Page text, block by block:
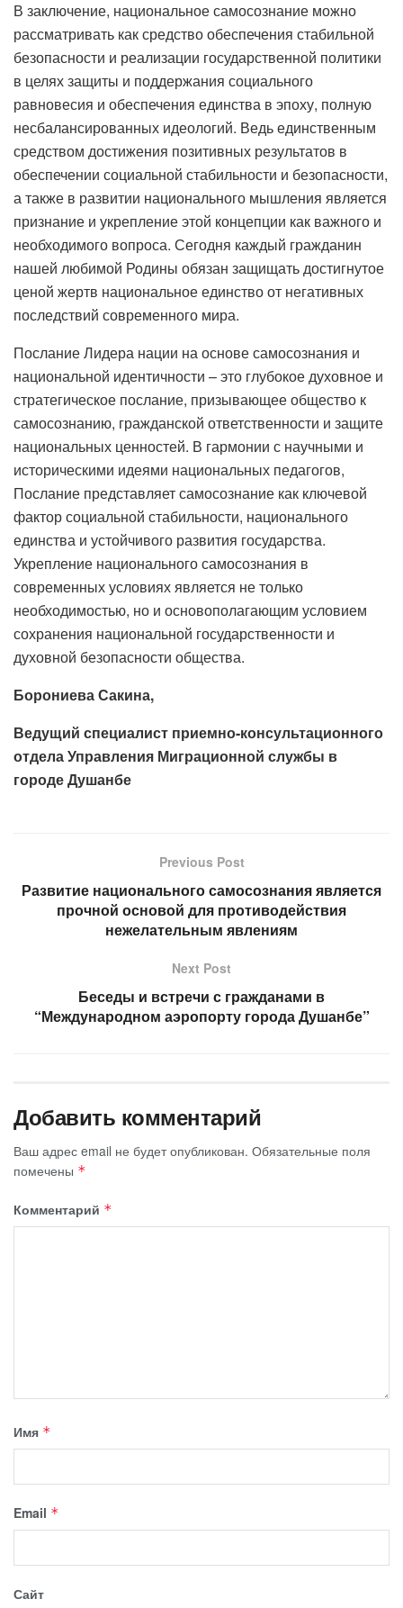
В заключение, национальное самосознание можно
рассматривать как средство обеспечения стабильной
безопасности и реализации государственной политики
в целях защиты и поддержания социального
равновесия и обеспечения единства в эпоху, полную
несбалансированных идеологий. Ведь единственным
средством достижения позитивных результатов в
обеспечении социальной стабильности и безопасности,
а также в развитии национального мышления является
признание и укрепление этой концепции как важного и
необходимого вопроса. Сегодня каждый гражданин
нашей любимой Родины обязан защищать достигнутое
ценой жертв национальное единство от негативных
последствий современного мира.
Послание Лидера нации на основе самосознания и
национальной идентичности – это глубокое духовное и
стратегическое послание, призывающее общество к
самосознанию, гражданской ответственности и защите
национальных ценностей. В гармонии с научными и
историческими идеями национальных педагогов,
Послание представляет самосознание как ключевой
фактор социальной стабильности, национального
единства и устойчивого развития государства.
Укрепление национального самосознания в
современных условиях является не только
необходимостью, но и основополагающим условием
сохранения национальной государственности и
духовной безопасности общества.
Борониева Сакина,
Ведущий специалист приемно-консультационного
отдела Управления Миграционной службы в
городе Душанбе
Previous Post
Развитие национального самосознания является
прочной основой для противодействия
нежелательным явлениям
Next Post
Беседы и встречи с гражданами в
“Международном аэропорту города Душанбе”
Добавить комментарий
Ваш адрес email не будет опубликован. Обязательные поля
помечены *
Комментарий *
Имя *
Email *
Сайт